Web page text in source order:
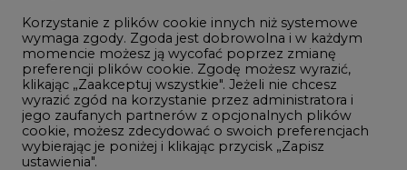
Innowacje i AI
Telekomunikacja i IT
Handel emisjami CO2
Wodór
Górnictwo
Korzystanie z plików cookie innych niż systemowe
wymaga zgody. Zgoda jest dobrowolna i w każdym
momencie możesz ją wycofać poprzez zmianę
preferencji plików cookie. Zgodę możesz wyrazić,
klikając „Zaakceptuj wszystkie". Jeżeli nie chcesz
wyrazić zgód na korzystanie przez administratora i
jego zaufanych partnerów z opcjonalnych plików
cookie, możesz zdecydować o swoich preferencjach
wybierając je poniżej i klikając przycisk „Zapisz
ustawienia".